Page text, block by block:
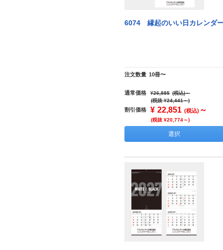
6074 縁起のいい日カレンダ
注文数量 10冊〜
通常価格 ¥26,885 (税込)～
(税抜 ¥24,441～)
割引価格 ¥ 22,851 (税込) ～
(税抜 ¥20,774～)
選択